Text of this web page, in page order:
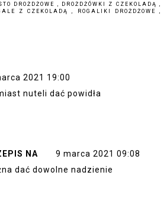
DROŻDŻOWE DROŻDŻÓWKI Z CZEKOLADĄ
Z CZEKOLADĄ ROGALIKI DROŻDŻOWE
2021 19:00
nuteli dać powidła
NA
9 marca 2021 09:08
dać dowolne nadzienie